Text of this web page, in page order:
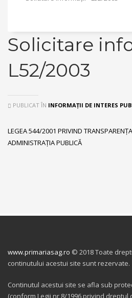
Solicitare
L52/2003
PUBLICAT ÎN INFORMAȚII DE INTERES
LEGEA 544/2001 PRIVIND
ADMINISTRAȚIA PUBLICĂ
www.primariasag.ro © 2018 Toate
continutului acestui site sunt rezervate.
Continutul acestui site se afla sub
(conform Legii nr 8/1996 privind